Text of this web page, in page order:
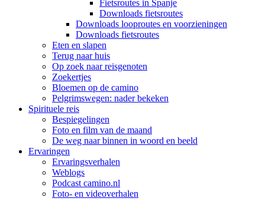
Fietsroutes in Spanje
Downloads fietsroutes
Downloads looproutes en voorzieningen
Downloads fietsroutes
Eten en slapen
Terug naar huis
Op zoek naar reisgenoten
Zoekertjes
Bloemen op de camino
Pelgrimswegen: nader bekeken
Spirituele reis
Bespiegelingen
Foto en film van de maand
De weg naar binnen in woord en beeld
Ervaringen
Ervaringsverhalen
Weblogs
Podcast camino.nl
Foto- en videoverhalen